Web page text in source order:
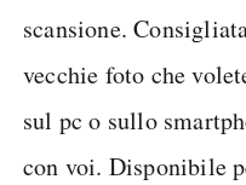
scansione.
vecchie foto che
sul pc o sullo
con voi. Disponibile